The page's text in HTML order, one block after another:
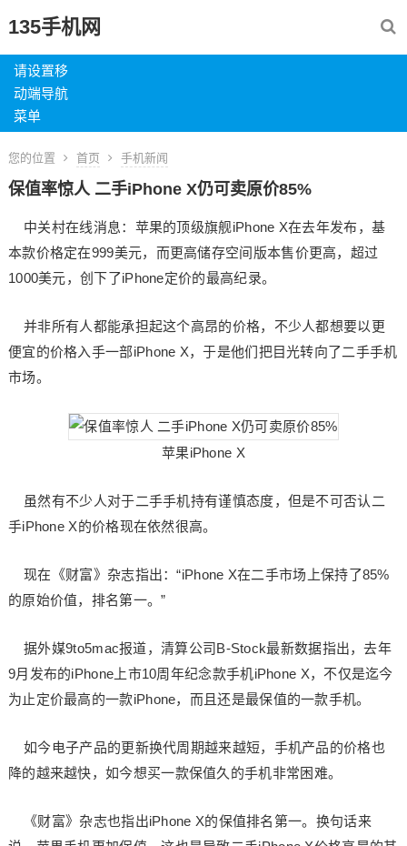
135手机网
请设置移
动端导航
菜单
您的位置 首页 手机新闻
保值率惊人 二手iPhone X仍可卖原价85%
中关村在线消息：苹果的顶级旗舰iPhone X在去年发布，基
本款价格定在999美元，而更高储存空间版本售价更高，超过
1000美元，创下了iPhone定价的最高纪录。
并非所有人都能承担起这个高昂的价格，不少人都想要以更
便宜的价格入手一部iPhone X，于是他们把目光转向了二手手机
市场。
苹果iPhone X
虽然有不少人对于二手手机持有谨慎态度，但是不可否认二
手iPhone X的价格现在依然很高。
现在《财富》杂志指出：“iPhone X在二手市场上保持了85%
的原始价值，排名第一。”
据外媒9to5mac报道，清算公司B-Stock最新数据指出，去年
9月发布的iPhone上市10周年纪念款手机iPhone X，不仅是迄今
为止定价最高的一款iPhone，而且还是最保值的一款手机。
如今电子产品的更新换代周期越来越短，手机产品的价格也
降的越来越快，如今想买一款保值久的手机非常困难。
《财富》杂志也指出iPhone X的保值排名第一。换句话来